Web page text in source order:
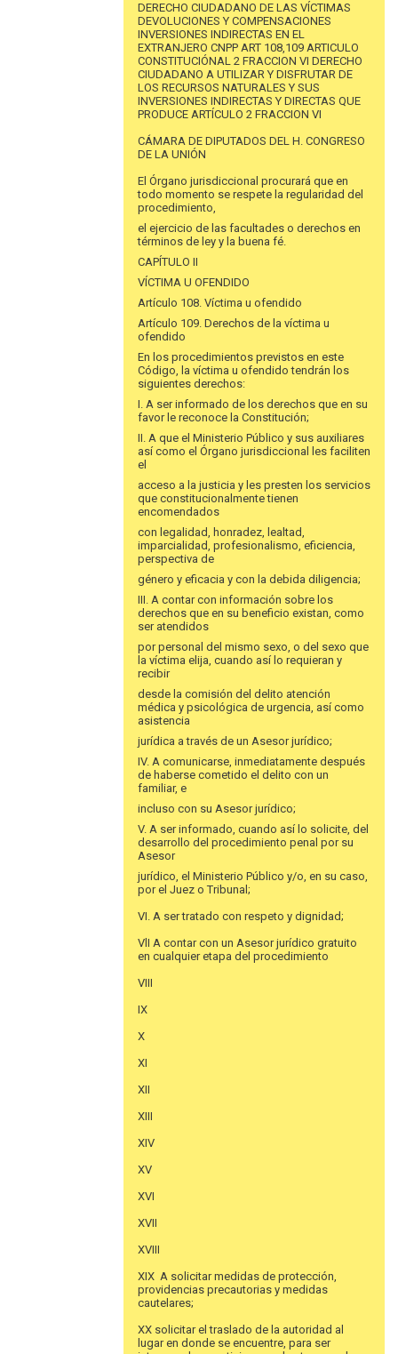
DERECHO CIUDADANO DE LAS VÍCTIMAS
DEVOLUCIONES Y COMPENSACIONES
INVERSIONES INDIRECTAS EN EL
EXTRANJERO CNPP ART 108,109 ARTICULO
CONSTITUCIÓNAL 2 FRACCION VI DERECHO
CIUDADANO A UTILIZAR Y DISFRUTAR DE
LOS RECURSOS NATURALES Y SUS
INVERSIONES INDIRECTAS Y DIRECTAS QUE
PRODUCE ARTÍCULO 2 FRACCION VI
CÁMARA DE DIPUTADOS DEL H. CONGRESO
DE LA UNIÓN
El Órgano jurisdiccional procurará que en
todo momento se respete la regularidad del
procedimiento,
el ejercicio de las facultades o derechos en
términos de ley y la buena fé.
CAPÍTULO II
VÍCTIMA U OFENDIDO
Artículo 108. Víctima u ofendido
Artículo 109. Derechos de la víctima u
ofendido
En los procedimientos previstos en este
Código, la víctima u ofendido tendrán los
siguientes derechos:
I. A ser informado de los derechos que en su
favor le reconoce la Constitución;
II. A que el Ministerio Público y sus auxiliares
así como el Órgano jurisdiccional les faciliten
el
acceso a la justicia y les presten los servicios
que constitucionalmente tienen
encomendados
con legalidad, honradez, lealtad,
imparcialidad, profesionalismo, eficiencia,
perspectiva de
género y eficacia y con la debida diligencia;
III. A contar con información sobre los
derechos que en su beneficio existan, como
ser atendidos
por personal del mismo sexo, o del sexo que
la víctima elija, cuando así lo requieran y
recibir
desde la comisión del delito atención
médica y psicológica de urgencia, así como
asistencia
jurídica a través de un Asesor jurídico;
IV. A comunicarse, inmediatamente después
de haberse cometido el delito con un
familiar, e
incluso con su Asesor jurídico;
V. A ser informado, cuando así lo solicite, del
desarrollo del procedimiento penal por su
Asesor
jurídico, el Ministerio Público y/o, en su caso,
por el Juez o Tribunal;
VI. A ser tratado con respeto y dignidad;
VlI A contar con un Asesor jurídico gratuito
en cualquier etapa del procedimiento
VIII
IX
X
XI
XII
XIII
XIV
XV
XVI
XVII
XVIII
XIX A solicitar medidas de protección,
providencias precautorias y medidas
cautelares;
XX solicitar el traslado de la autoridad al
lugar en donde se encuentre, para ser